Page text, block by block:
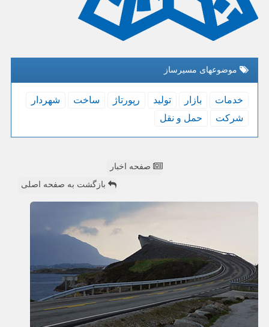
موضوعهای مسیرساز
خدمات بازار تولید رپورتاژ ساخت
شهردار
شركت
حمل و نقل
صفحه اخبار
بازگشت به صفحه اصلی